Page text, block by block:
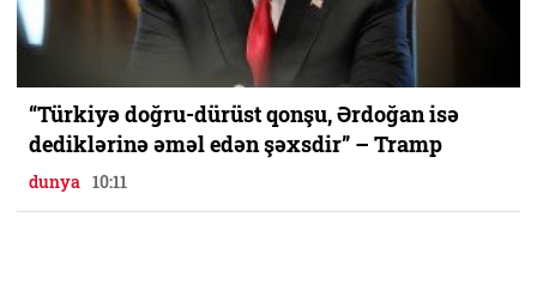
“Türkiyə doğru-dürüst qonşu, Ərdoğan isə
dediklərinə əməl edən şəxsdir” – Tramp
dunya 10:11